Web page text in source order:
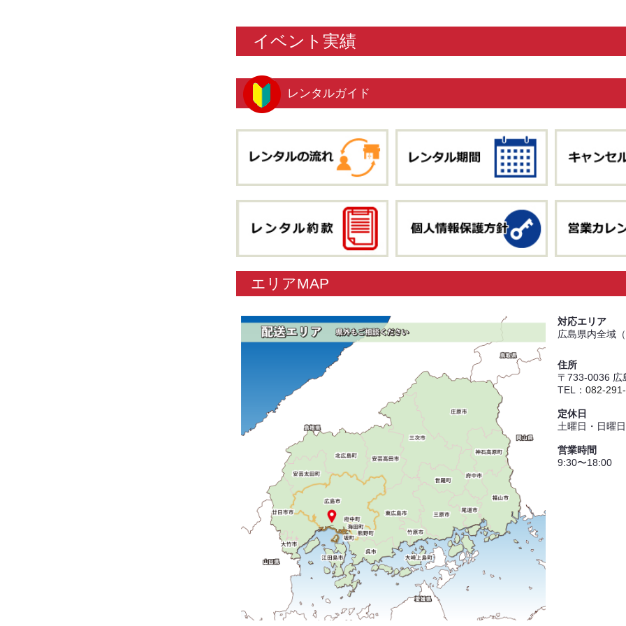
イベント実績
レンタルガイド
エリアMAP
対応エリア
広島県内全域
住所
〒733-0036 広
TEL： 082-
定休日
土曜日・日曜
営業時間
9:30〜18:00